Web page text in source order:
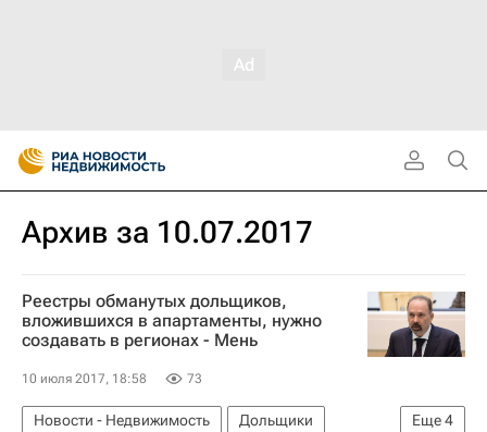
Архив за 10.07.2017
Реестры обманутых дольщиков,
вложившихся в апартаменты, нужно
создавать в регионах - Мень
10 июля 2017, 18:58 73
Еще4
Новости - Недвижимость
Дольщики